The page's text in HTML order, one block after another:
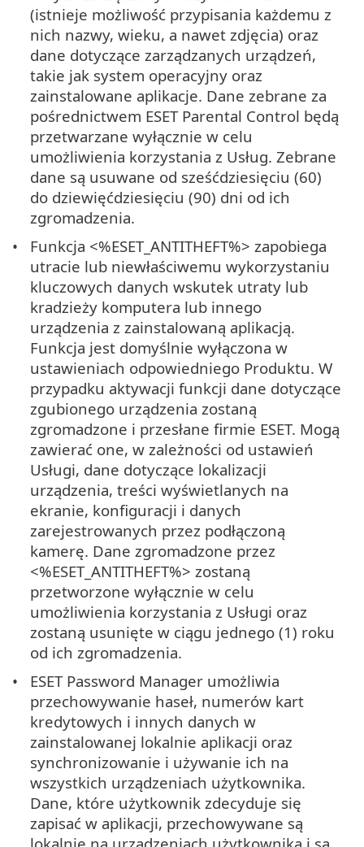
(istnieje możliwość przypisania każdemu z
nich nazwy, wieku, a nawet zdjęcia) oraz
dane dotyczące zarządzanych urządzeń,
takie jak system operacyjny oraz
zainstalowane aplikacje. Dane zebrane za
pośrednictwem ESET Parental Control będą
przetwarzane wyłącznie w celu
umożliwienia korzystania z Usług. Zebrane
dane są usuwane od sześćdziesięciu (60)
do dziewięćdziesięciu (90) dni od ich
zgromadzenia.
Funkcja <%ESET_ANTITHEFT%> zapobiega
utracie lub niewłaściwemu wykorzystaniu
kluczowych danych wskutek utraty lub
kradzieży komputera lub innego
urządzenia z zainstalowaną aplikacją.
Funkcja jest domyślnie wyłączona w
ustawieniach odpowiedniego Produktu. W
przypadku aktywacji funkcji dane dotyczące
zgubionego urządzenia zostaną
zgromadzone i przesłane firmie ESET. Mogą
zawierać one, w zależności od ustawień
Usługi, dane dotyczące lokalizacji
urządzenia, treści wyświetlanych na
ekranie, konfiguracji i danych
zarejestrowanych przez podłączoną
kamerę. Dane zgromadzone przez
<%ESET_ANTITHEFT%> zostaną
przetworzone wyłącznie w celu
umożliwienia korzystania z Usługi oraz
zostaną usunięte w ciągu jednego (1) roku
od ich zgromadzenia.
ESET Password Manager umożliwia
przechowywanie haseł, numerów kart
kredytowych i innych danych w
zainstalowanej lokalnie aplikacji oraz
synchronizowanie i używanie ich na
wszystkich urządzeniach użytkownika.
Dane, które użytkownik zdecyduje się
zapisać w aplikacji, przechowywane są